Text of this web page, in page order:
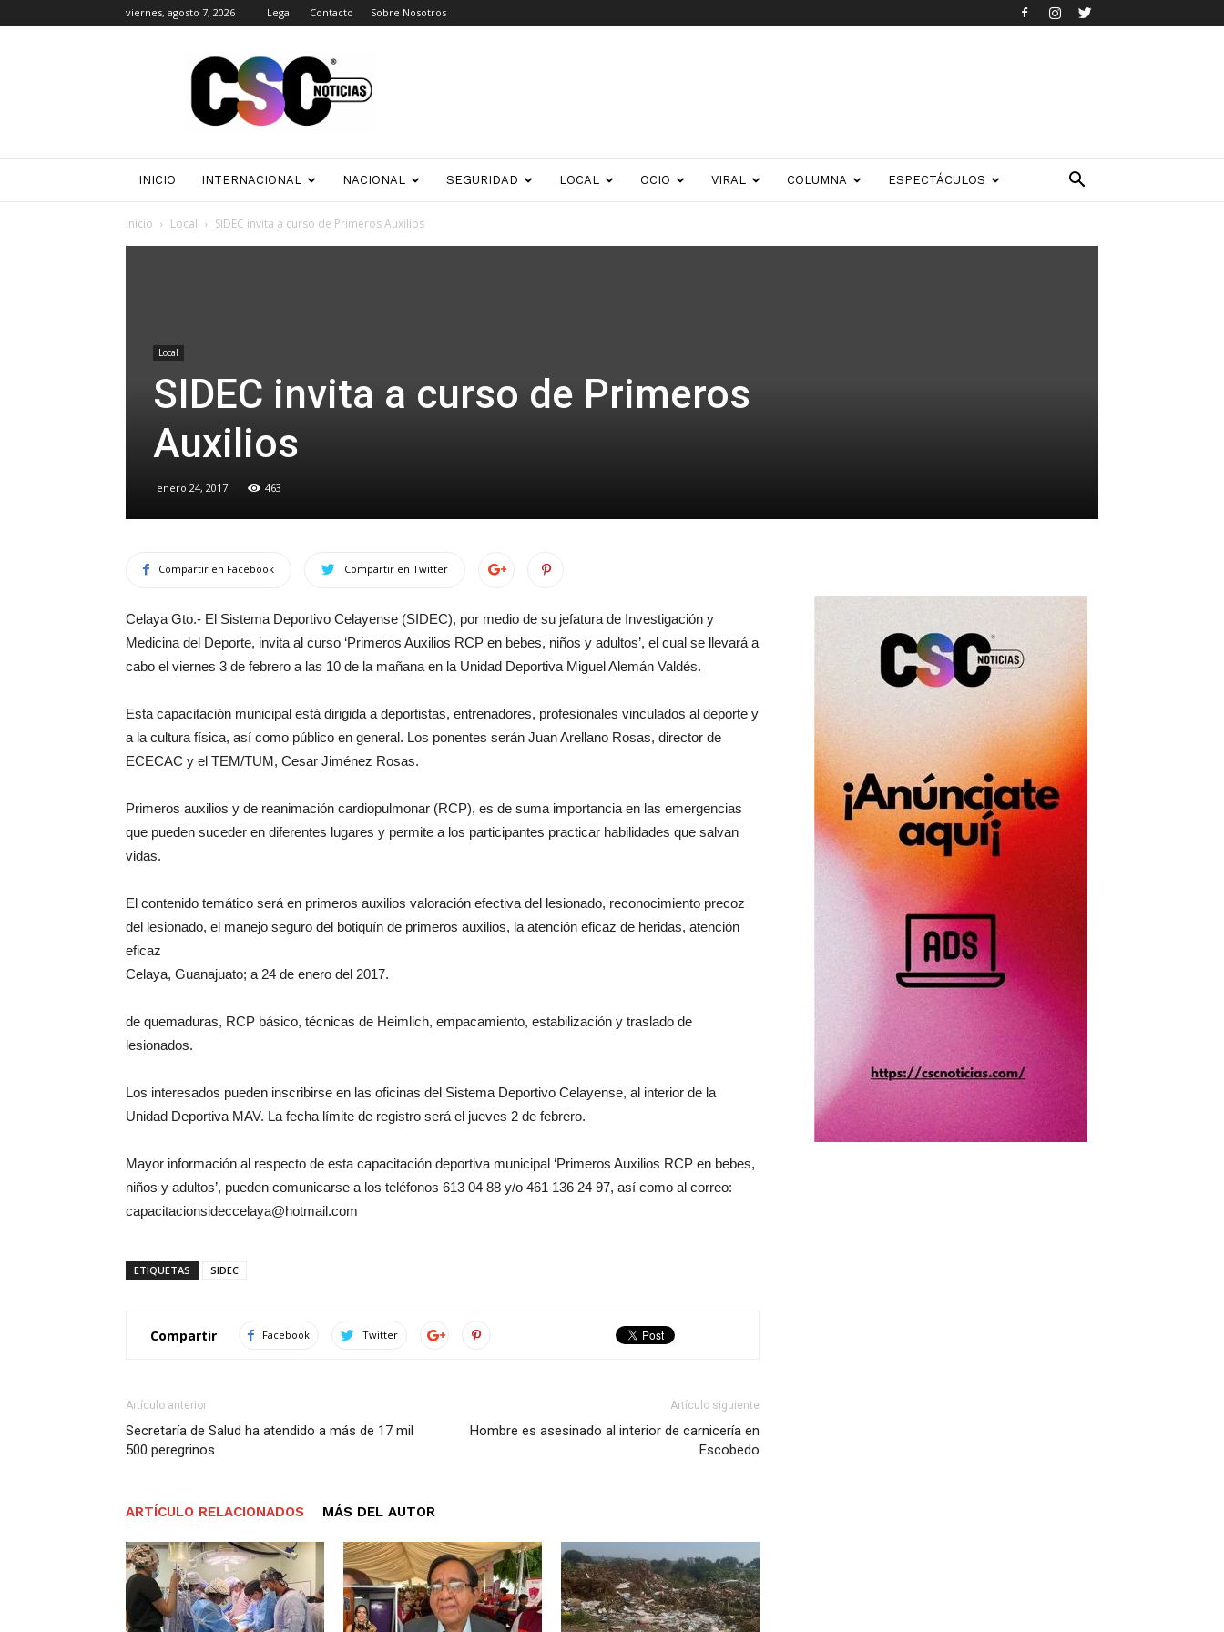
viernes, agosto 7, 2026 Legal Contacto Sobre Nosotros
Noticias
INICIO INTERNACIONAL NACIONAL SEGURIDAD LOCAL OCIO VIRAL COLUMNA ESPECTÁCULOS
Inicio Local SIDEC invita a curso de Primeros Auxilios
Local
SIDEC invita a curso de Primeros
Auxilios
enero 24, 2017 463
Compartir en Facebook Compartir en Twitter
Celaya Gto.- El Sistema Deportivo Celayense (SIDEC), por medio de su jefatura de Investigación y
Medicina del Deporte, invita al curso ‘Primeros Auxilios RCP en bebes, niños y adultos’, el cual se llevará a
cabo el viernes 3 de febrero a las 10 de la mañana en la Unidad Deportiva Miguel Alemán Valdés.
Esta capacitación municipal está dirigida a deportistas, entrenadores, profesionales vinculados al deporte y
a la cultura física, así como público en general. Los ponentes serán Juan Arellano Rosas, director de
ECECAC y el TEM/TUM, Cesar Jiménez Rosas.
Primeros auxilios y de reanimación cardiopulmonar (RCP), es de suma importancia en las emergencias
que pueden suceder en diferentes lugares y permite a los participantes practicar habilidades que salvan
vidas.
El contenido temático será en primeros auxilios valoración efectiva del lesionado, reconocimiento precoz
del lesionado, el manejo seguro del botiquín de primeros auxilios, la atención eficaz de heridas, atención
eficaz
Celaya, Guanajuato; a 24 de enero del 2017.
de quemaduras, RCP básico, técnicas de Heimlich, empacamiento, estabilización y traslado de
lesionados.
Los interesados pueden inscribirse en las oficinas del Sistema Deportivo Celayense, al interior de la
Unidad Deportiva MAV. La fecha límite de registro será el jueves 2 de febrero.
Mayor información al respecto de esta capacitación deportiva municipal ‘Primeros Auxilios RCP en bebes,
niños y adultos’, pueden comunicarse a los teléfonos 613 04 88 y/o 461 136 24 97, así como al correo:
capacitacionsideccelaya@hotmail.com
ETIQUETAS SIDEC
Compartir Facebook Twitter
Artículo anterior
Secretaría de Salud ha atendido a más de 17 mil
500 peregrinos
Artículo siguiente
Hombre es asesinado al interior de carnicería en
Escobedo
ARTÍCULO RELACIONADOS MÁS DEL AUTOR